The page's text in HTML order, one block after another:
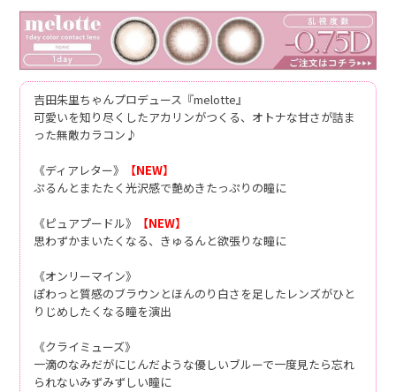
吉田朱里ちゃんプロデュース『melotte』
可愛いを知り尽くしたアカリンがつくる、オトナな甘さが詰ま
った無敵カラコン♪
《ディアレター》
【NEW】
ぷるんとまたたく光沢感で艶めきたっぷりの瞳に
《ピュアプードル》
【NEW】
思わずかまいたくなる、きゅるんと欲張りな瞳に
《オンリーマイン》
ぽわっと質感のブラウンとほんのり白さを足したレンズがひと
りじめしたくなる瞳を演出
《クライミューズ》
一滴のなみだがにじんだような優しいブルーで一度見たら忘れ
られないみずみずしい瞳に